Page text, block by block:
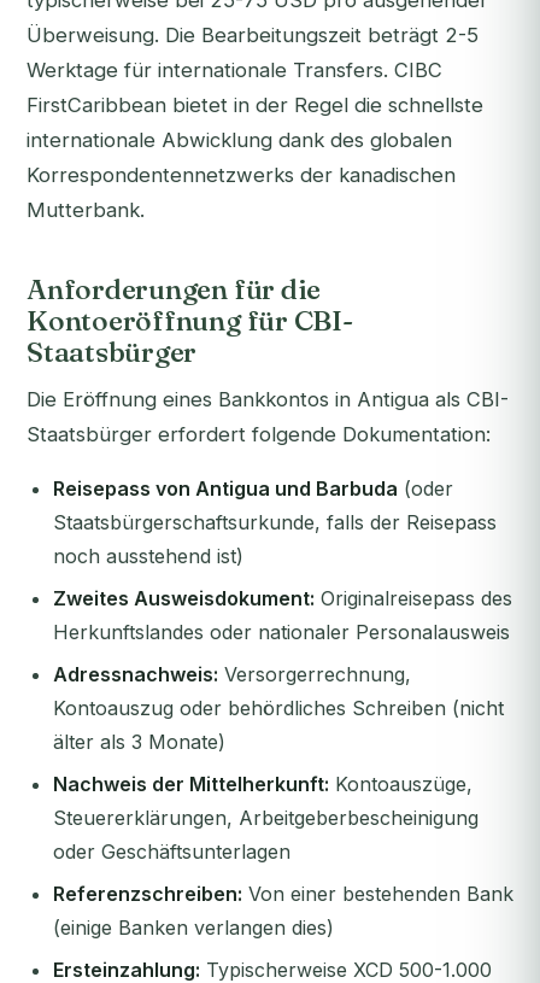
Überweisung. Die Bearbeitungszeit beträgt 2-5
Werktage für internationale Transfers. CIBC
FirstCaribbean bietet in der Regel die schnellste
internationale Abwicklung dank des globalen
Korrespondentennetzwerks der kanadischen
Mutterbank.
Anforderungen für die
Kontoeröffnung für CBI-
Staatsbürger
Die Eröffnung eines Bankkontos in Antigua als CBI-
Staatsbürger erfordert folgende Dokumentation:
Reisepass von Antigua und Barbuda (oder
Staatsbürgerschaftsurkunde, falls der Reisepass
noch ausstehend ist)
Zweites Ausweisdokument: Originalreisepass des
Herkunftslandes oder nationaler Personalausweis
Adressnachweis: Versorgerrechnung,
Kontoauszug oder behördliches Schreiben (nicht
älter als 3 Monate)
Nachweis der Mittelherkunft: Kontoauszüge,
Steuererklärungen, Arbeitgeberbescheinigung
oder Geschäftsunterlagen
Referenzschreiben: Von einer bestehenden Bank
(einige Banken verlangen dies)
Ersteinzahlung: Typischerweise XCD 500-1.000